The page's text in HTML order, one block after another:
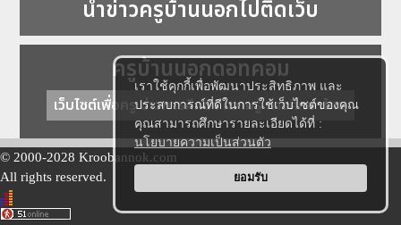
เราใช้คุกกี้เพื่อพัฒนาประสิทธิภาพ และ
ประสบการณ์ที่ดีในการใช้เว็บไซต์ของคุณ
คุณสามารถศึกษารายละเอียดได้ที่ :
นโยบายความเป็นส่วนตัว
ยอมรับ
นำข่าวครูบ้านนอกไปติดเว็บ
ครูบ้านนอกดอทคอม
เว็บไซต์เพื่อครู ข่าวการศึกษา ความรู้ การศึกษาไทย
© 2000-2028 Kroobannok.com
All rights reserved.